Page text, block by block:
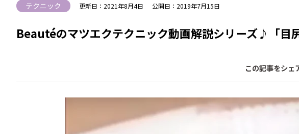
テクニック 更新日：2021年8月4日 公開日：2019年7月15日
Beautéのマツエクテクニック動画解説シリーズ♪「目
この記事をシェ